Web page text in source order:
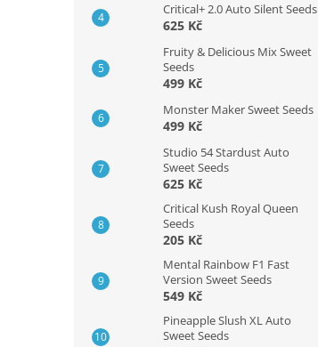
Critical+ 2.0 Auto Silent Seeds
625 Kč
Fruity & Delicious Mix Sweet
Seeds
499 Kč
Monster Maker Sweet Seeds
499 Kč
Studio 54 Stardust Auto
Sweet Seeds
625 Kč
Critical Kush Royal Queen
Seeds
205 Kč
Mental Rainbow F1 Fast
Version Sweet Seeds
549 Kč
Pineapple Slush XL Auto
Sweet Seeds